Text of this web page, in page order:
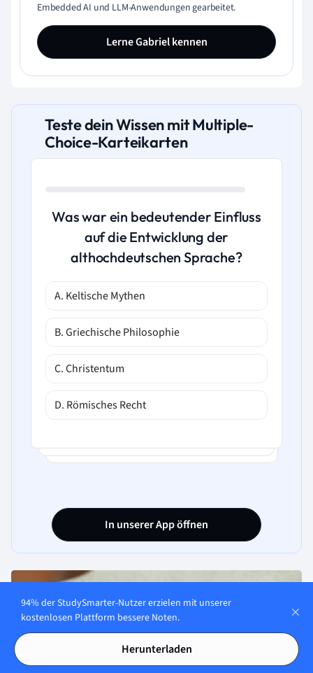
Embedded AI und LLM-Anwendungen gearbeitet.
Lerne Gabriel kennen
Teste dein Wissen mit Multiple-
Choice-Karteikarten
Was war ein bedeutender Einfluss
auf die Entwicklung der
althochdeutschen Sprache?
A. Keltische Mythen
B. Griechische Philosophie
C. Christentum
D. Römisches Recht
In unserer App öffnen
94% der StudySmarter-Nutzer erzielen mit unserer
kostenlosen Plattform bessere Noten.
Herunterladen